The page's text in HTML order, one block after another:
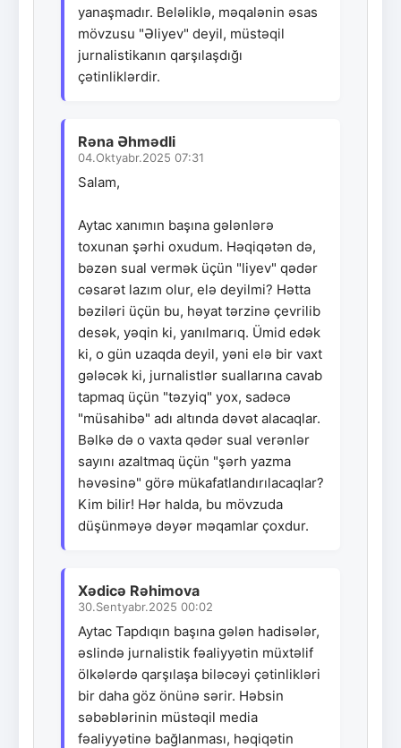
yanaşmadır. Beləliklə, məqalənin əsas
mövzusu "Əliyev" deyil, müstəqil
jurnalistikanın qarşılaşdığı
çətinliklərdir.
Rəna Əhmədli
04.Oktyabr.2025 07:31
Salam,
Aytac xanımın başına gələnlərə
toxunan şərhi oxudum. Həqiqətən də,
bəzən sual vermək üçün "liyev" qədər
cəsarət lazım olur, elə deyilmi? Hətta
bəziləri üçün bu, həyat tərzinə çevrilib
desək, yəqin ki, yanılmarıq. Ümid edək
ki, o gün uzaqda deyil, yəni elə bir vaxt
gələcək ki, jurnalistlər suallarına cavab
tapmaq üçün "təzyiq" yox, sadəcə
"müsahibə" adı altında dəvət alacaqlar.
Bəlkə də o vaxta qədər sual verənlər
sayını azaltmaq üçün "şərh yazma
həvəsinə" görə mükafatlandırılacaqlar?
Kim bilir! Hər halda, bu mövzuda
düşünməyə dəyər məqamlar çoxdur.
Xədicə Rəhimova
30.Sentyabr.2025 00:02
Aytac Tapdıqın başına gələn hadisələr,
əslində jurnalistik fəaliyyətin müxtəlif
ölkələrdə qarşılaşa biləcəyi çətinlikləri
bir daha göz önünə sərir. Həbsin
səbəblərinin müstəqil media
fəaliyyətinə bağlanması, həqiqətin